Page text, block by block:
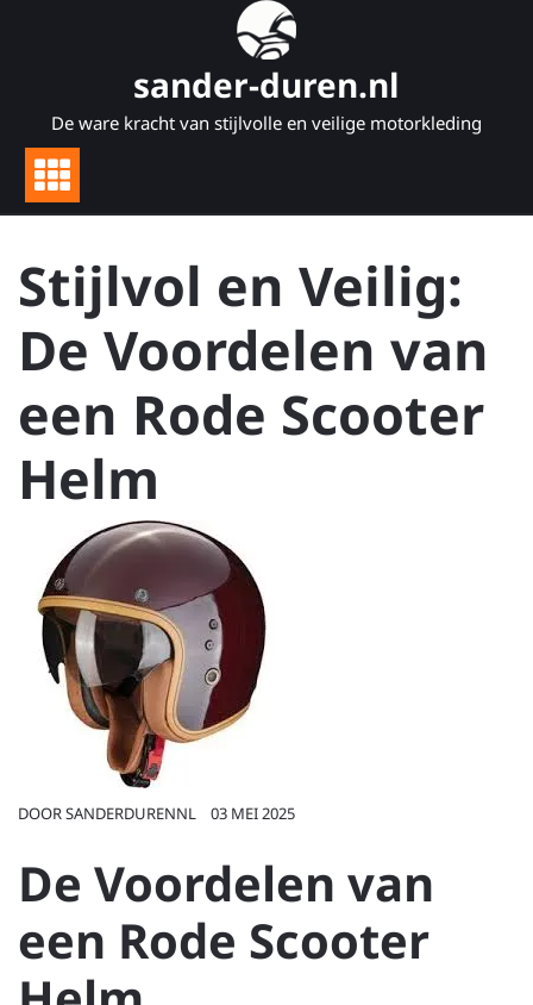
sander-duren.nl
De ware kracht van stijlvolle en veilige motorkleding
Stijlvol en Veilig:
De Voordelen van
een Rode Scooter
Helm
DOORSANDERDURENNL 03 MEI 2025
De Voordelen van
een Rode Scooter